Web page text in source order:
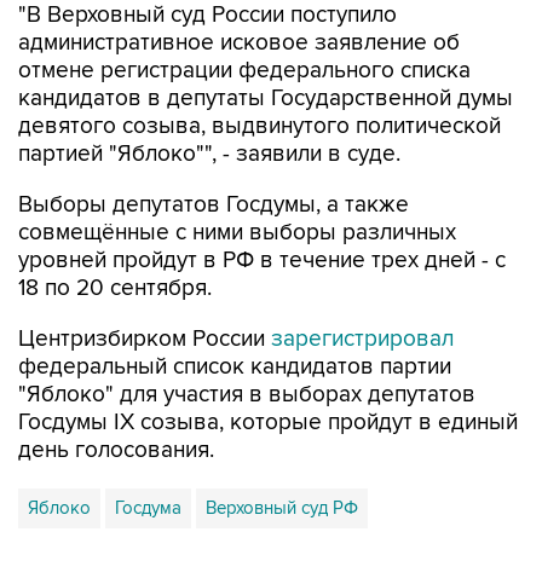
"В Верховный суд России поступило
административное исковое заявление об
отмене регистрации федерального списка
кандидатов в депутаты Государственной думы
девятого созыва, выдвинутого политической
партией "Яблоко"", - заявили в суде.
Выборы депутатов Госдумы, а также
совмещённые с ними выборы различных
уровней пройдут в РФ в течение трех дней - с
18 по 20 сентября.
Центризбирком России зарегистрировал
федеральный список кандидатов партии
"Яблоко" для участия в выборах депутатов
Госдумы IX созыва, которые пройдут в единый
день голосования.
Яблоко Госдума Верховный суд РФ